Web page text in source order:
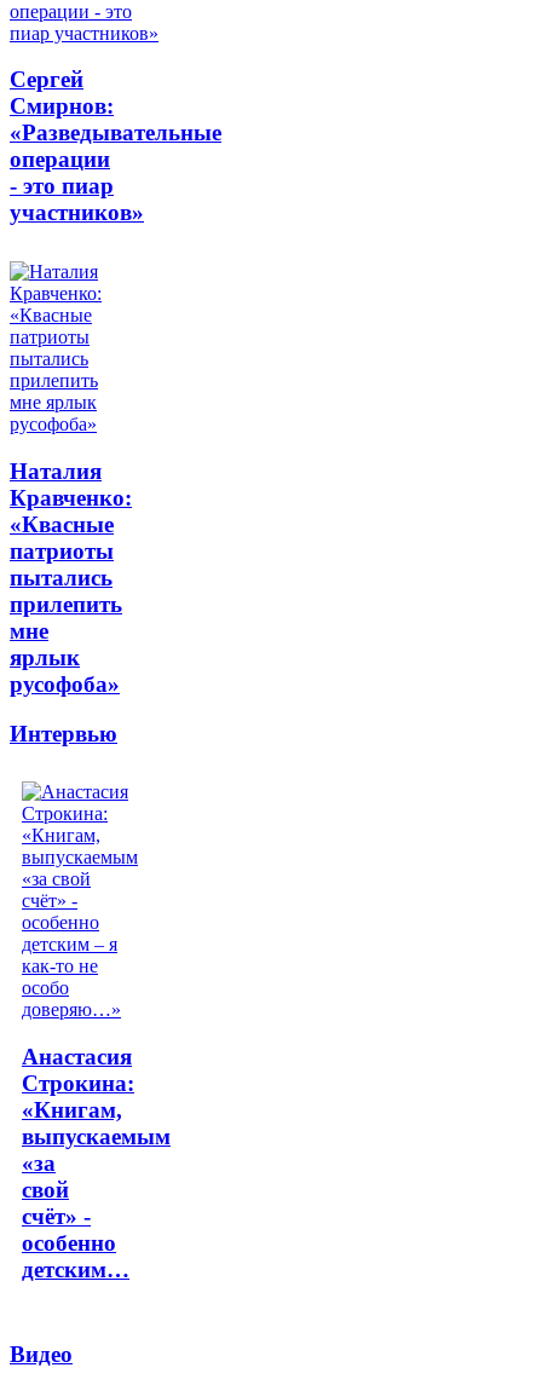
Сергей
Смирнов:
«Разведывательные
операции
- это пиар
участников»
Наталия
Кравченко:
«Квасные
патриоты
пытались
прилепить
мне
ярлык
русофоба»
Интервью
Анастасия
Строкина:
«Книгам,
выпускаемым
«за
свой
счёт» -
особенно
детским…
Видео